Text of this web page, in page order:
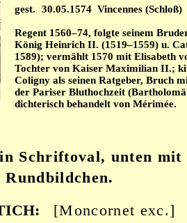
gest.
30.05.1574 Vincennes (Schloß)
Regent 1560–74, folgte seinem
König Heinrich II. (1519–1559) u.
1589); vermählt 1570 mit Elisabeth
Tochter von Kaiser Maximilian II.;
Coligny als seinen Ratgeber, Bruch
der Pariser Bluthochzeit
dichterisch behandelt von Mérimée.
Schriftoval, unten mit
Rundbildchen.
[Moncornet exc.]